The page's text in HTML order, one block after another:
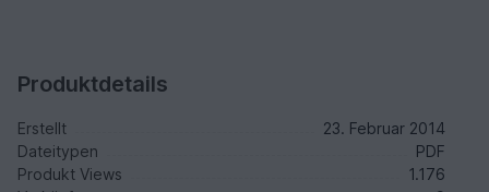
Produktdetails
Erstellt
23. Februar 2014
Dateitypen
PDF
Produkt Views
1.176